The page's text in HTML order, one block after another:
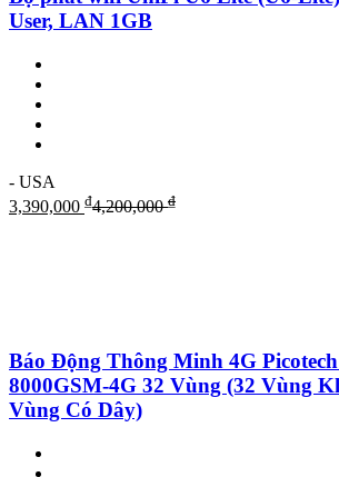
User, LAN 1GB
- USA
3,390,000 ₫4,200,000₫
Báo Động Thông Minh 4G
8000GSM-4G 32 Vùng (32 Vùng
Vùng Có Dây)